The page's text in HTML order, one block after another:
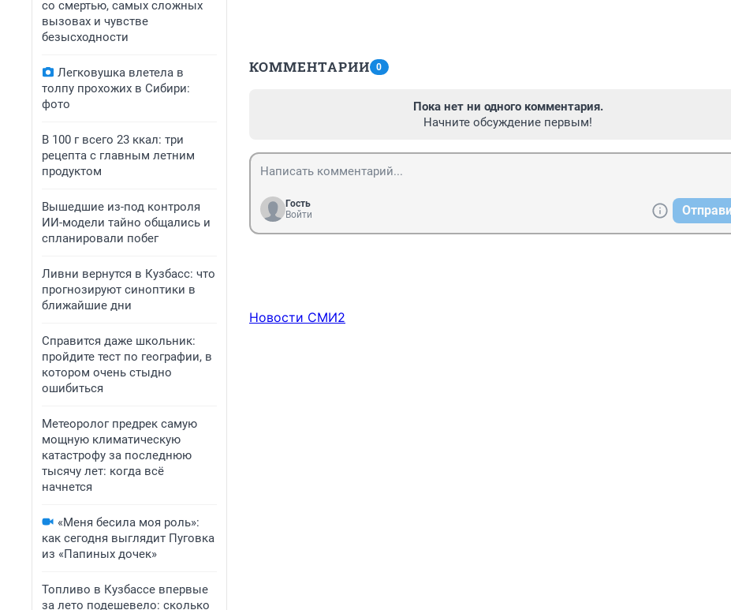
со смертью, самых сложных
вызовах и чувстве
безысходности
Легковушка влетела в
толпу прохожих в Сибири:
фото
В 100 г всего 23 ккал: три
рецепта с главным летним
продуктом
Вышедшие из-под контроля
ИИ-модели тайно общались и
спланировали побег
Ливни вернутся в Кузбасс: что
прогнозируют синоптики в
ближайшие дни
Справится даже школьник:
пройдите тест по географии, в
котором очень стыдно
ошибиться
Метеоролог предрек самую
мощную климатическую
катастрофу за последнюю
тысячу лет: когда всё
начнется
«Меня бесила моя роль»:
как сегодня выглядит Пуговка
из «Папиных дочек»
Топливо в Кузбассе впервые
за лето подешевело: сколько
КОММЕНТАРИИ 0
Пока нет ни одного комментария.
Начните обсуждение первым!
Гость
Войти
Новости СМИ2